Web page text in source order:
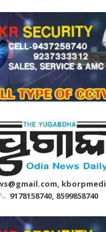
9178158740, 8599858740